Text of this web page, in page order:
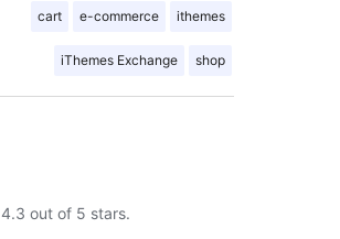
cart e-commerce ithemes
iThemes Exchange shop
4.3 out of 5 stars.